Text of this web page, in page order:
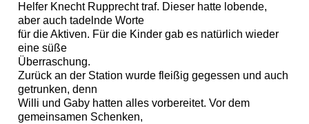
Helfer Knecht Rupprecht traf. Dieser hatte lobende,
aber auch tadelnde Worte
für die Aktiven. Für die Kinder gab es natürlich wieder
eine süße
Überraschung.
Zurück an der Station wurde fleißig gegessen und auch
getrunken, denn
Willi und Gaby hatten alles vorbereitet. Vor dem
gemeinsamen Schenken,